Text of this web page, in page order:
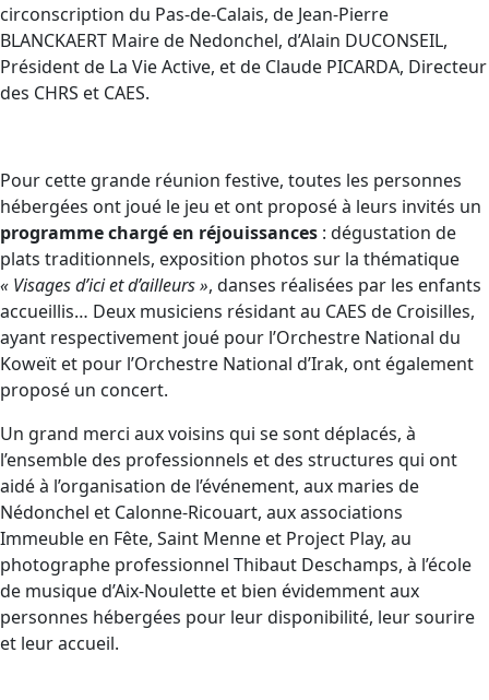
circonscription du Pas-de-Calais, de Jean-Pierre
BLANCKAERT Maire de Nedonchel, d’Alain DUCONSEIL,
Président de La Vie Active, et de Claude PICARDA, Directeur
des CHRS et CAES.
Pour cette grande réunion festive, toutes les personnes
hébergées ont joué le jeu et ont proposé à leurs invités un
programme chargé en réjouissances : dégustation de
plats traditionnels, exposition photos sur la thématique
« Visages d’ici et d’ailleurs », danses réalisées par les enfants
accueillis… Deux musiciens résidant au CAES de Croisilles,
ayant respectivement joué pour l’Orchestre National du
Koweït et pour l’Orchestre National d’Irak, ont également
proposé un concert.
Un grand merci aux voisins qui se sont déplacés, à
l’ensemble des professionnels et des structures qui ont
aidé à l’organisation de l’événement, aux maries de
Nédonchel et Calonne-Ricouart, aux associations
Immeuble en Fête, Saint Menne et Project Play, au
photographe professionnel Thibaut Deschamps, à l’école
de musique d’Aix-Noulette et bien évidemment aux
personnes hébergées pour leur disponibilité, leur sourire
et leur accueil.